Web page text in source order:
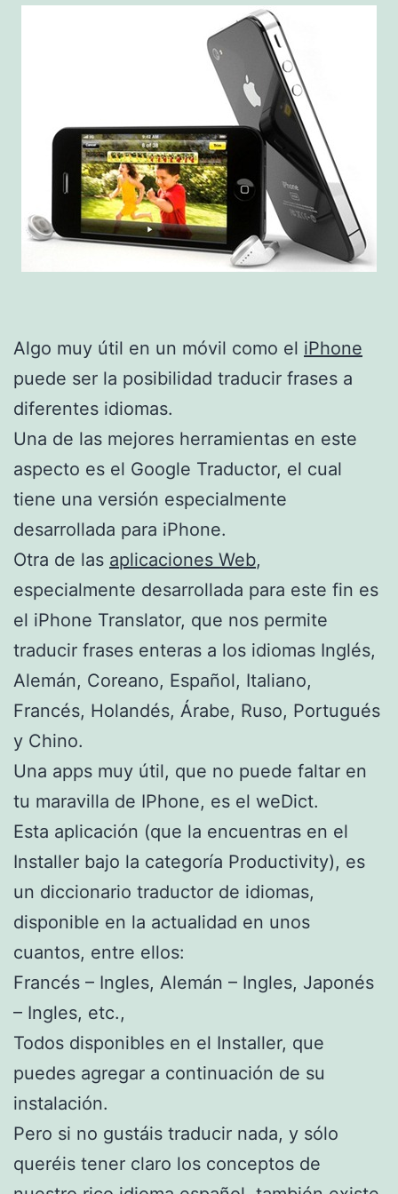
Algo muy útil en un móvil como el iPhone
puede ser la posibilidad traducir frases a
diferentes idiomas.
Una de las mejores herramientas en este
aspecto es el Google Traductor, el cual
tiene una versión especialmente
desarrollada para iPhone.
Otra de las aplicaciones Web,
especialmente desarrollada para este fin es
el iPhone Translator, que nos permite
traducir frases enteras a los idiomas Inglés,
Alemán, Coreano, Español, Italiano,
Francés, Holandés, Árabe, Ruso, Portugués
y Chino.
Una apps muy útil, que no puede faltar en
tu maravilla de IPhone, es el weDict.
Esta aplicación (que la encuentras en el
Installer bajo la categoría Productivity), es
un diccionario traductor de idiomas,
disponible en la actualidad en unos
cuantos, entre ellos:
Francés – Ingles, Alemán – Ingles, Japonés
– Ingles, etc.,
Todos disponibles en el Installer, que
puedes agregar a continuación de su
instalación.
Pero si no gustáis traducir nada, y sólo
queréis tener claro los conceptos de